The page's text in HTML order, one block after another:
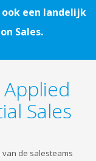
ook een landelijk
Sales.
Sales
de salesteams